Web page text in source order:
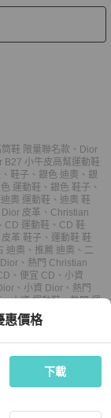
鞋 限量聯名款 、 Dior
B27 小牛皮高幫運動鞋
、 鞋子 、 銀色 迪奧 、 銀
運動鞋 、 銀色 鞋子 、
迪奧 運動鞋 、 迪奧 鞋
皮革 、 Christian
、 CD 運動鞋 、 CD 鞋
皮革 鞋子 、 運動鞋 鞋
迪奧 、 推薦 迪奧 、 二
、 熱門 Christian
、 便宜 CD 、 小資
、 小資 Dior 、 熱門
、小資 運動鞋、熱門 運
、小資 鞋子
惠價格
下載